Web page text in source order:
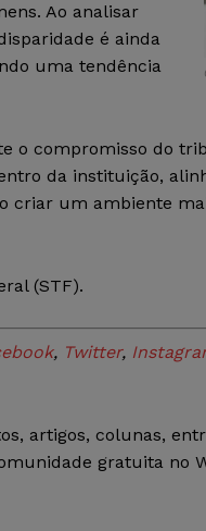
Ao analisar
é ainda
uma tendência
o compromisso do
da instituição,
criar um ambiente
(STF).
, Twitter,
artigos, colunas,
gratuita no